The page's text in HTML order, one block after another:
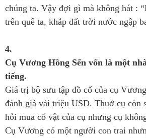
chúng ta. Vậy đợi gì mà không hát :
trên quê ta, khắp đất trời nước ngập
4.
Cụ Vương Hồng Sển vốn là một
tiếng.
Giá trị bộ sưu tập đồ cổ của cụ
đánh giá vài triệu USD. Thuở cụ còn
hỏi mua cổ vật của cụ nhưng cụ
Cụ Vương có một người con trai